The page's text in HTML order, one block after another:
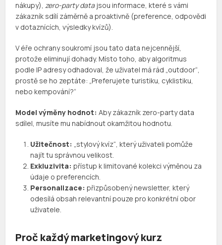
nákupy),zero-party datajsou informace, které s vámi
zákazník sdílí záměrně a proaktivně (preference, odpovědi
v dotaznících, výsledky kvízů).
V éře ochrany soukromí jsou tato data nejcennější,
protože eliminují dohady. Místo toho, aby algoritmus
podle IP adresy odhadoval, že uživatel má rád „outdoor“,
prostě se ho zeptáte: „Preferujete turistiku, cyklistiku,
nebo kempování?“
Model výměny hodnot: Aby zákazník zero-party data
sdílel, musíte mu nabídnout okamžitou hodnotu.
Užitečnost: „stylový kvíz“, který uživateli pomůže
najít tu správnou velikost.
Exkluzivita: přístup k limitované kolekci výměnou za
údaje o preferencích.
Personalizace: přizpůsobený newsletter, který
odesílá obsah relevantní pouze pro konkrétní obor
uživatele.
Proč každý marketingový kurz